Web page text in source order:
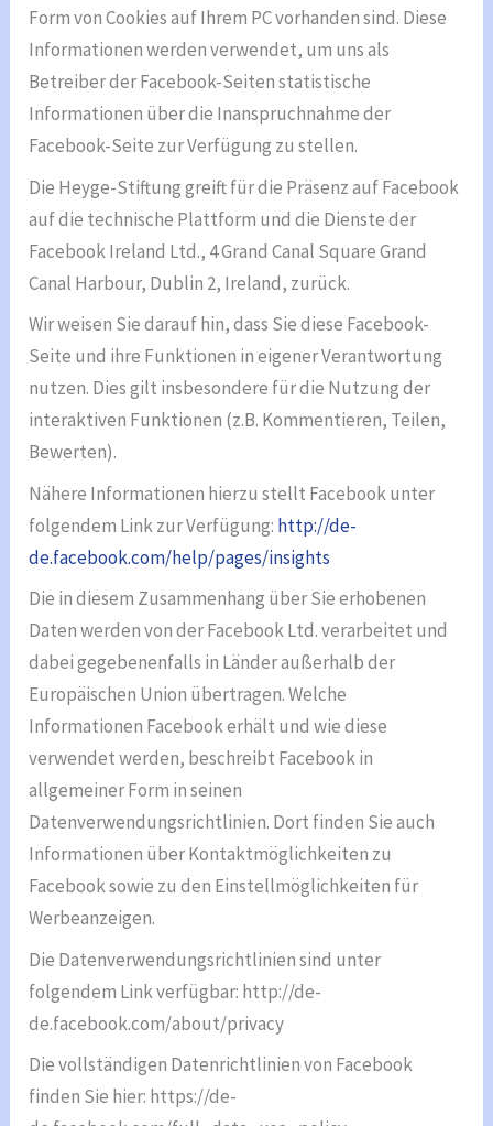
Form von Cookies auf Ihrem PC vorhanden sind. Diese
Informationen werden verwendet, um uns als
Betreiber der Facebook-Seiten statistische
Informationen über die Inanspruchnahme der
Facebook-Seite zur Verfügung zu stellen.
Die Heyge-Stiftung greift für die Präsenz auf Facebook
auf die technische Plattform und die Dienste der
Facebook Ireland Ltd., 4 Grand Canal Square Grand
Canal Harbour, Dublin 2, Ireland, zurück.
Wir weisen Sie darauf hin, dass Sie diese Facebook-
Seite und ihre Funktionen in eigener Verantwortung
nutzen. Dies gilt insbesondere für die Nutzung der
interaktiven Funktionen (z.B. Kommentieren, Teilen,
Bewerten).
Nähere Informationen hierzu stellt Facebook unter
folgendem Link zur Verfügung: http://de-
de.facebook.com/help/pages/insights
Die in diesem Zusammenhang über Sie erhobenen
Daten werden von der Facebook Ltd. verarbeitet und
dabei gegebenenfalls in Länder außerhalb der
Europäischen Union übertragen. Welche
Informationen Facebook erhält und wie diese
verwendet werden, beschreibt Facebook in
allgemeiner Form in seinen
Datenverwendungsrichtlinien. Dort finden Sie auch
Informationen über Kontaktmöglichkeiten zu
Facebook sowie zu den Einstellmöglichkeiten für
Werbeanzeigen.
Die Datenverwendungsrichtlinien sind unter
folgendem Link verfügbar: http://de-
de.facebook.com/about/privacy
Die vollständigen Datenrichtlinien von Facebook
finden Sie hier: https://de-